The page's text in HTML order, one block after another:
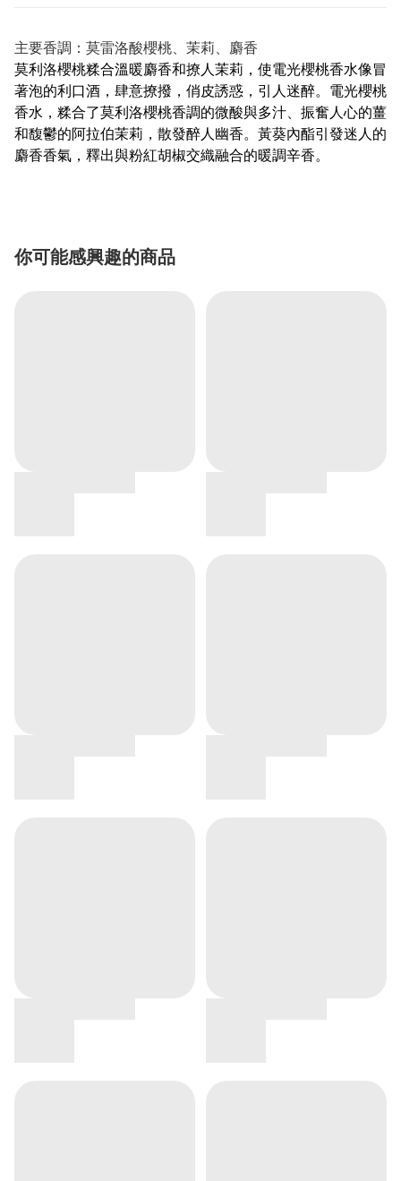
主要香調：莫雷洛酸櫻桃、茉莉、麝香
莫利洛櫻桃糅合溫暖麝香和撩人茉莉，使電光櫻桃香水像冒
著泡的利口酒，肆意撩撥，俏皮誘惑，引人迷醉。電光櫻桃
香水，糅合了莫利洛櫻桃香調的微酸與多汁、振奮人心的薑
和馥鬱的阿拉伯茉莉，散發醉人幽香。黃葵內酯引發迷人的
麝香香氣，釋出與粉紅胡椒交織融合的暖調辛香。
你可能感興趣的商品